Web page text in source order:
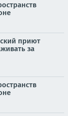
приют
за